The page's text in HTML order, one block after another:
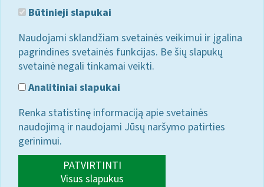
Būtinieji slapukai
Naudojami sklandžiam svetainės veikimui ir įgalina
pagrindines svetainės funkcijas. Be šių slapukų
svetainė negali tinkamai veikti.
Analitiniai slapukai
Renka statistinę informaciją apie svetainės
naudojimą ir naudojami Jūsų naršymo patirties
gerinimui.
PATVIRTINTI
Visus slapukus